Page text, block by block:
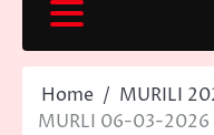
Home
MURILI
MURLI 06-03-2026